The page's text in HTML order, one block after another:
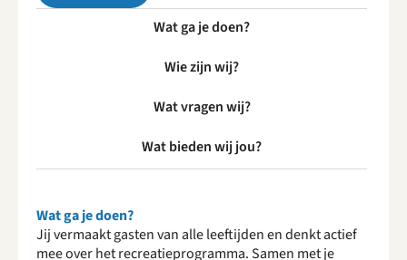
Wat ga je doen?
Wie zijn wij?
Wat vragen wij?
Wat bieden wij jou?
Wat ga je doen?
Jij vermaakt gasten van alle leeftijden en denkt actief
mee over het recreatieprogramma. Samen met je